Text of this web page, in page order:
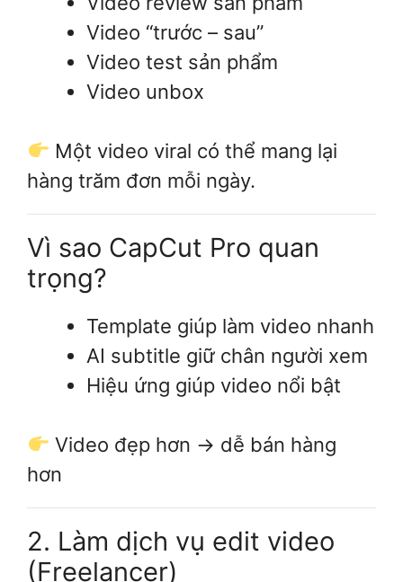
Video “trước – sau”
Video test sản phẩm
Video unbox
Một video viral có thể mang lại
hàng trăm đơn mỗi ngày.
Vì sao CapCut Pro quan
trọng?
Template giúp làm video nhanh
AI subtitle giữ chân người xem
Hiệu ứng giúp video nổi bật
Video đẹp hơn → dễ bán hàng
hơn
2. Làm dịch vụ edit video
(Freelancer)